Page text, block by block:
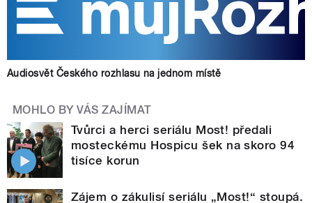
Audiosvět Českého rozhlasu na jednom místě
MOHLO BY VÁS ZAJÍMAT
Tvůrci a herci seriálu Most! předali
mosteckému Hospicu šek na skoro 94
tisíce korun
Zájem o zákulisí seriálu „Most!“ stoupá.